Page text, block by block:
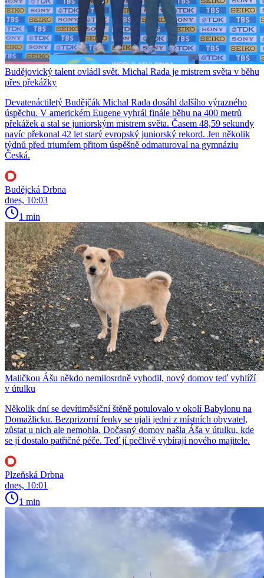
Budějovický talent ovládl svět. Michal Rada je mistrem světa v běhu
přes překážky
Devatenáctiletý Budějčák Michal Rada dosáhl dalšího výrazného
úspěchu. V americkém Eugene vyhrál finále běhu na 400 metrů
překážek a stal se juniorským mistrem světa. Časem 48,59 sekundy
navíc překonal 42 let starý evropský juniorský rekord. Jen několik
týdnů před triumfem přitom úspěšně odmaturoval na gymnáziu
Česká.
Budějcká Drbna
dnes, 10:03
1 min
Maličkou Ášu někdo nemilosrdně vyhodil, nový domov teď vyhlíží
v útulku
Několik dní se devítiměsíční štěně potulovalo v okolí Babylonu na
Domažlicku. Bezprizorní fenky se ujali jedni z místních obyvatel,
zůstat u nich ale nemohla. Dočasný domov našla Áša v útulku, kde
se jí dostalo patřičné péče. Teď jí pečlivě vybírají nového majitele.
Plzeňská Drbna
dnes, 10:01
1 min